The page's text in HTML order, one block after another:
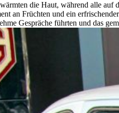
die Haut, während alle auf
an Früchten und ein
Gespräche führten und das